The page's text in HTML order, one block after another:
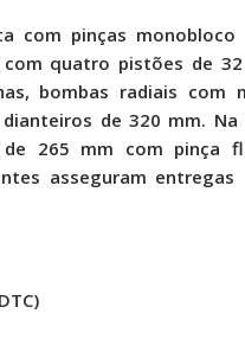
com pinças monobloco
com quatro pistões de
bombas radiais com
de 320 mm.
265 mm com pinça
asseguram entregas